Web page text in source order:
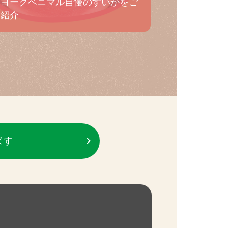
紹介
す